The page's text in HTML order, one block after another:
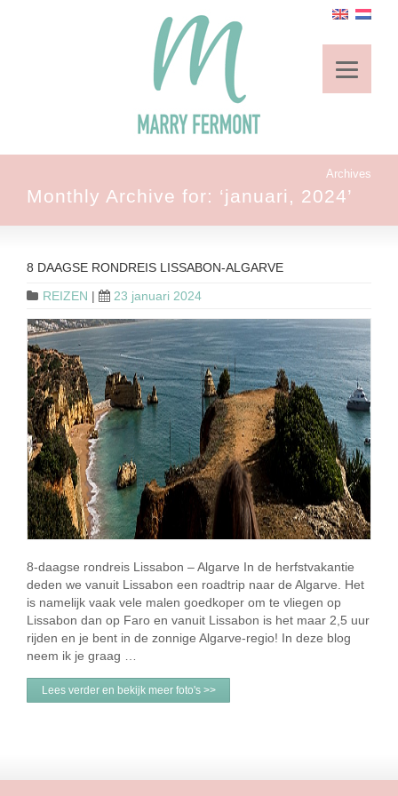
Archives
Monthly Archive for: ‘januari, 2024’
8 DAAGSE RONDREIS LISSABON-ALGARVE
REIZEN | 23 januari 2024
8-daagse rondreis Lissabon – Algarve In de herfstvakantie
deden we vanuit Lissabon een roadtrip naar de Algarve. Het
is namelijk vaak vele malen goedkoper om te vliegen op
Lissabon dan op Faro en vanuit Lissabon is het maar 2,5 uur
rijden en je bent in de zonnige Algarve-regio! In deze blog
neem ik je graag …
Lees verder en bekijk meer foto's >>